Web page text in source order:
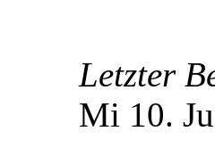
Letzter
Mi 10.